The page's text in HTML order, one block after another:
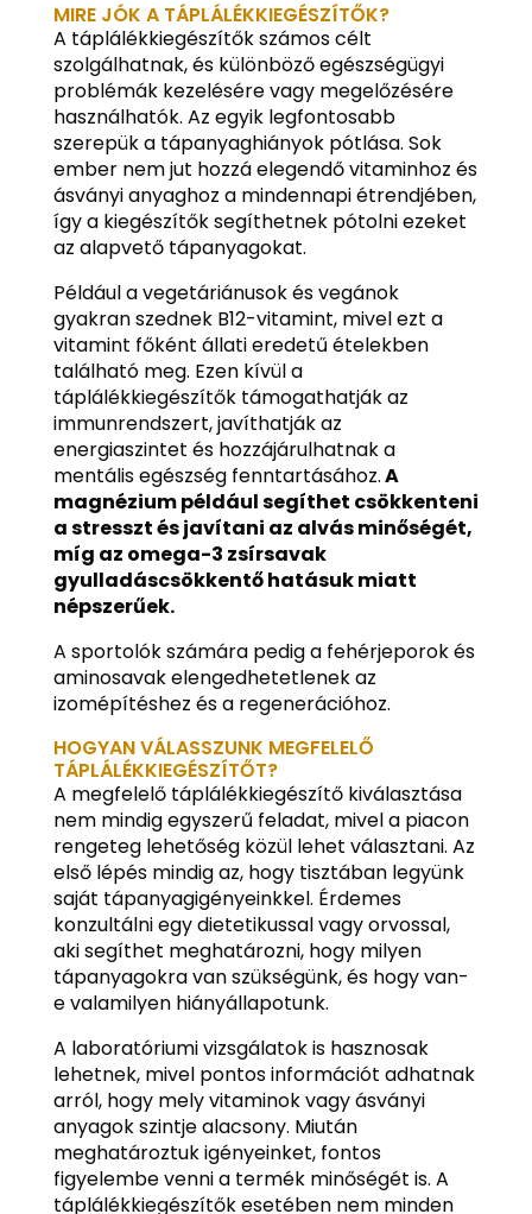
MIRE JÓK A TÁPLÁLÉKKIEGÉSZÍTŐK?
A táplálékkiegészítők számos célt
szolgálhatnak, és különböző egészségügyi
problémák kezelésére vagy megelőzésére
használhatók. Az egyik legfontosabb
szerepük a tápanyaghiányok pótlása. Sok
ember nem jut hozzá elegendő vitaminhoz és
ásványi anyaghoz a mindennapi étrendjében,
így a kiegészítők segíthetnek pótolni ezeket
az alapvető tápanyagokat.
Például a vegetáriánusok és vegánok
gyakran szednek B12-vitamint, mivel ezt a
vitamint főként állati eredetű ételekben
található meg. Ezen kívül a
táplálékkiegészítők támogathatják az
immunrendszert, javíthatják az
energiaszintet és hozzájárulhatnak a
mentális egészség fenntartásához.A
magnézium például segíthet csökkenteni
a stresszt és javítani az alvás minőségét,
míg az omega-3 zsírsavak
gyulladáscsökkentő hatásuk miatt
népszerűek.
A sportolók számára pedig a fehérjeporok és
aminosavak elengedhetetlenek az
izomépítéshez és a regenerációhoz.
HOGYAN VÁLASSZUNK MEGFELELŐ
TÁPLÁLÉKKIEGÉSZÍTŐT?
A megfelelő táplálékkiegészítő kiválasztása
nem mindig egyszerű feladat, mivel a piacon
rengeteg lehetőség közül lehet választani. Az
első lépés mindig az, hogy tisztában legyünk
saját tápanyagigényeinkkel. Érdemes
konzultálni egy dietetikussal vagy orvossal,
aki segíthet meghatározni, hogy milyen
tápanyagokra van szükségünk, és hogy van-
e valamilyen hiányállapotunk.
A laboratóriumi vizsgálatok is hasznosak
lehetnek, mivel pontos információt adhatnak
arról, hogy mely vitaminok vagy ásványi
anyagok szintje alacsony. Miután
meghatároztuk igényeinket, fontos
figyelembe venni a termék minőségét is. A
táplálékkiegészítők esetében nem minden